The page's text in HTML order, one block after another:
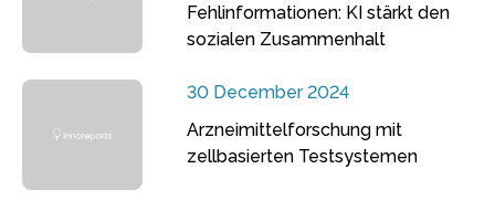
Fehlinformationen: KI stärkt den
sozialen Zusammenhalt
30 December 2024
Arzneimittelforschung mit
zellbasierten Testsystemen